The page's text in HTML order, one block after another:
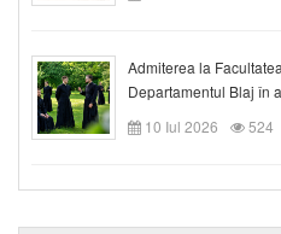
Admiterea la
Departamentul Blaj în
10 Iul 2026
524